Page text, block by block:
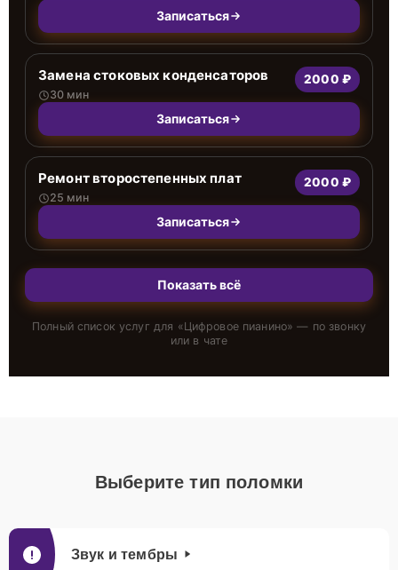
Записаться
Замена стоковых конденсаторов
30 мин
2000 ₽
Записаться
Ремонт второстепенных плат
25 мин
2000 ₽
Записаться
Показать всё
Полный список услуг для «Цифровое пианино» — по звонку
или в чате
Выберите тип поломки
Звук и тембры